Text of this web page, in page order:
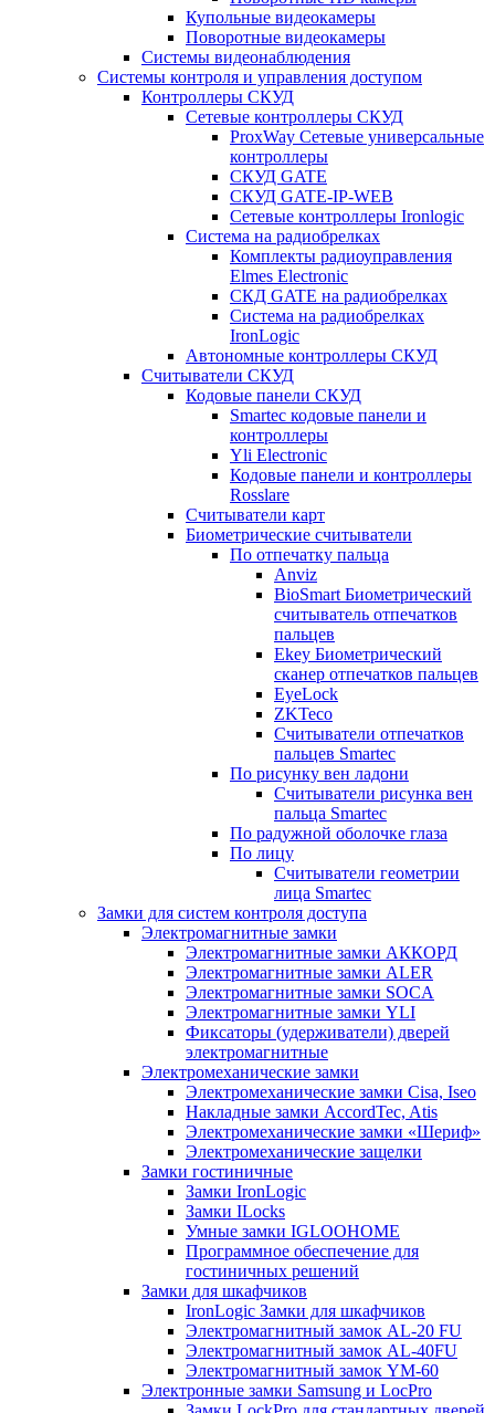
Купольные видеокамеры
Поворотные видеокамеры
Системы видеонаблюдения
Системы контроля и управления доступом
Контроллеры СКУД
Сетевые контроллеры СКУД
ProxWay Сетевые универсальные
контроллеры
СКУД GATE
СКУД GATE-IP-WEB
Сетевые контроллеры Ironlogic
Система на радиобрелках
Комплекты радиоуправления
Elmes Electronic
СКД GATE на радиобрелках
Система на радиобрелках
IronLogic
Автономные контроллеры СКУД
Считыватели СКУД
Кодовые панели СКУД
Smartec кодовые панели и
контроллеры
Yli Electronic
Кодовые панели и контроллеры
Rosslare
Считыватели карт
Биометрические считыватели
По отпечатку пальца
Anviz
BioSmart Биометрический
считыватель отпечатков
пальцев
Ekey Биометрический
сканер отпечатков пальцев
EyeLock
ZKTeco
Считыватели отпечатков
пальцев Smartec
По рисунку вен ладони
Считыватели рисунка вен
пальца Smartec
По радужной оболочке глаза
По лицу
Считыватели геометрии
лица Smartec
Замки для систем контроля доступа
Электромагнитные замки
Электромагнитные замки АККОРД
Электромагнитные замки ALER
Электромагнитные замки SOCA
Электромагнитные замки YLI
Фиксаторы (удерживатели) дверей
электромагнитные
Электромеханические замки
Электромеханические замки Cisa, Iseo
Накладные замки AccordTec, Atis
Электромеханические замки «Шериф»
Электромеханические защелки
Замки гостиничные
Замки IronLogic
Замки ILocks
Умные замки IGLOOHOME
Программное обеспечение для
гостиничных решений
Замки для шкафчиков
IronLogic Замки для шкафчиков
Электромагнитный замок AL-20 FU
Электромагнитный замок AL-40FU
Электромагнитный замок YM-60
Электронные замки Samsung и LocPro